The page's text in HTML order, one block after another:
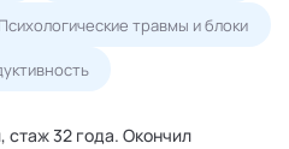
Психологические травмы и блоки
32 года. Окончил